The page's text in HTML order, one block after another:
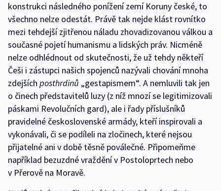
konstrukci následného ponížení zemí Koruny české, to
všechno nelze odestát. Právě tak nejde klást rovnítko
mezi tehdejší zjitřenou náladu zhovadizovanou válkou a
současné pojetí humanismu a lidských práv. Nicméně
nelze odhlédnout od skutečnosti, že už tehdy někteří
Češi i zástupci našich spojenců nazývali chování mnoha
zdejších posthrdinů „gestapismem“. A nemluvili tak jen
o činech představitelů luzy (z níž mnozí se legitimizovali
páskami Revolučních gard), ale i řady příslušníků
pravidelné československé armády, kteří inspirovali a
vykonávali, či se podíleli na zločinech, které nejsou
přijatelné ani v době těsně poválečné. Připomeňme
například bezuzdné vraždění v Postoloprtech nebo
v Přerově na Moravě.